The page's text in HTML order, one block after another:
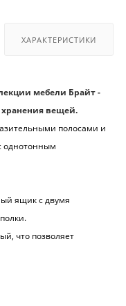
ХАРАКТЕРИСТИКИ
мебели Брайт -
вещей.
полосами и
однотонным
ящик с двумя
что позволяет